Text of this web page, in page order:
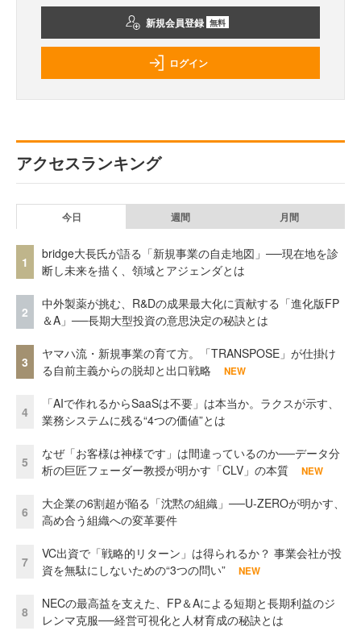
新規会員登録 無料
ログイン
アクセスランキング
今日 週間 月間
1
bridge大長氏が語る「新規事業の自走地図」──現在地を診
断し未来を描く、領域とアジェンダとは
2
中外製薬が挑む、R&Dの成果最大化に貢献する「進化版FP
＆A」──長期大型投資の意思決定の秘訣とは
3
ヤマハ流・新規事業の育て方。「TRANSPOSE」が仕掛け
る自前主義からの脱却と出口戦略
NEW
4
「AIで作れるからSaaSは不要」は本当か。ラクスが示す、
業務システムに残る“4つの価値”とは
5
なぜ「お客様は神様です」は間違っているのか──データ分
析の巨匠フェーダー教授が明かす「CLV」の本質
NEW
6
大企業の6割超が陥る「沈黙の組織」──U-ZEROが明かす、
高め合う組織への変革要件
7
VC出資で「戦略的リターン」は得られるか？ 事業会社が投
資を無駄にしないための“3つの問い”
NEW
8
NECの最高益を支えた、FP＆Aによる短期と長期利益のジ
レンマ克服──経営可視化と人材育成の秘訣とは